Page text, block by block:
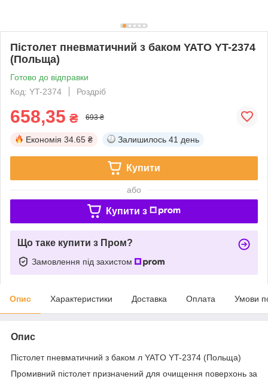
Пістолет пневматичний з баком YATO YT-2374
(Польща)
Готово до відправки
Код: YT-2374
Роздріб
658,35 ₴ 693 ₴
Економія 34.65 ₴ Залишилось 41 день
Купити
або
Купити з
Що таке купити з Пром?
Замовлення під захистом
Опис Характеристики Доставка Оплата Умови
Опис
Пістолет пневматичний з баком л YATO YT-2374 (Польща)
Промивний пістолет призначений для очищення поверхонь за